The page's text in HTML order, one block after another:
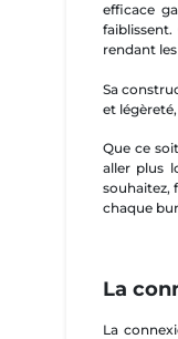
efficace
rendant
Sa
et
Que ce
aller plus
souhaitez,
chaque
La
La